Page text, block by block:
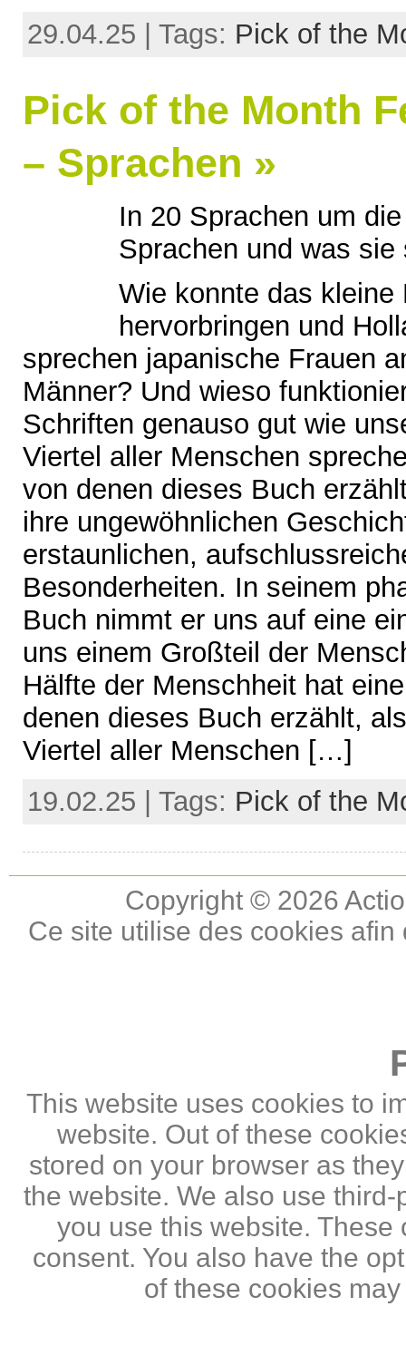
29.04.25 | Tags: Pick of the
Pick of the Month
– Sprachen »
In 20 Sprachen um
Sprachen und was
Wie konnte das kleine
hervorbringen und
sprechen japanische Frauen
Männer? Und wieso
Schriften genauso gut wie
Viertel aller Menschen
von denen dieses Buch
ihre ungewöhnlichen
erstaunlichen,
Besonderheiten. In seinem
Buch nimmt er uns auf eine
uns einem Großteil der
Hälfte der Menschheit hat
denen dieses Buch erzählt,
Viertel aller Menschen […]
19.02.25 | Tags: Pick of the
Copyright © 2026
Ce site utilise des cookies
This website uses cookies to
website. Out of these
stored on your browser as
the website. We also use
you use this website.
consent. You also have the
of these cookies